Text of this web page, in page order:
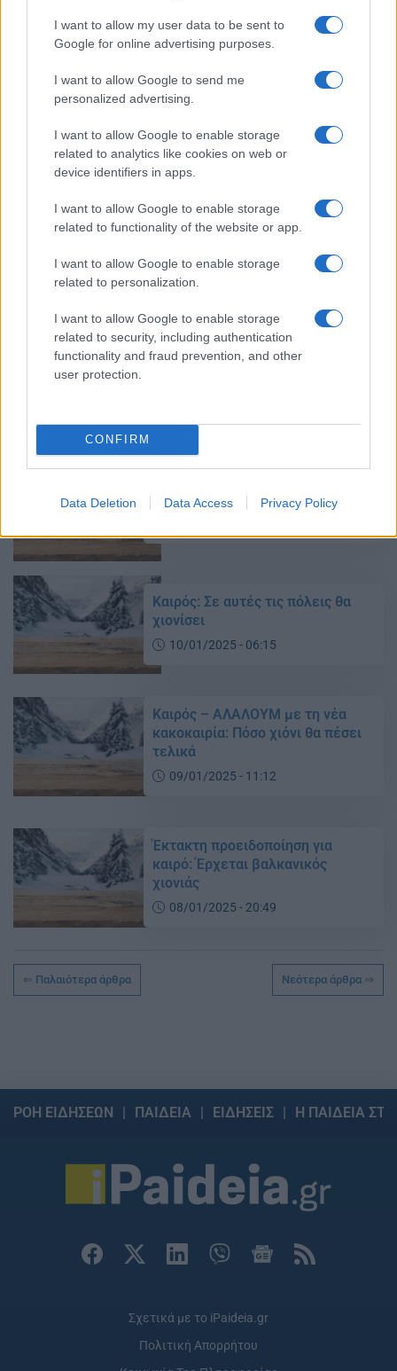
I want to allow my user data to be sent to
Google for online advertising purposes.
I want to allow Google to send me
personalized advertising.
I want to allow Google to enable storage
related to analytics like cookies on web or
device identifiers in apps.
I want to allow Google to enable storage
related to functionality of the website or app.
I want to allow Google to enable storage
related to personalization.
I want to allow Google to enable storage
related to security, including authentication
functionality and fraud prevention, and other
user protection.
CONFIRM
Data Deletion Data Access Privacy Policy
ώρες – Ποιες περιοχές είναι στο
«κόκκινο»
Καιρός: Σε αυτές τις περιοχές θα
χιονίσει σήμερα
12/01/2025 - 12:07
εισβολή και χιόνια από την
Κυριακή – Δειτε πού
Καιρός: Έρχεται μεγάλος χιονιάς
Καιρός: Σε αυτές τις πόλεις θα
χιονίσει
10/01/2025 - 06:15
Καιρός – ΑΛΑΛΟΥΜ με τη νέα
κακοκαιρία: Πόσο χιόνι θα πέσει
τελικά
09/01/2025 - 11:12
Έκτακτη προειδοποίηση για
καιρό: Έρχεται βαλκανικός
χιονιάς
08/01/2025 - 20:49
Παλαιότερα άρθρα Νεότερα άρθρα
ΡΟΗ ΕΙΔΗΣΕΩΝ ΠΑΙΔΕΙΑ ΕΙΔΗΣΕΙΣ Η ΠΑΙΔΕΙΑ
Σχετικά με το iPaideia.gr
Πολιτική Απορρήτου